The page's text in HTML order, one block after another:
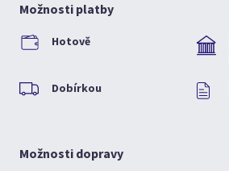
Možnosti platby
Hotově
Dobírkou
Možnosti dopravy